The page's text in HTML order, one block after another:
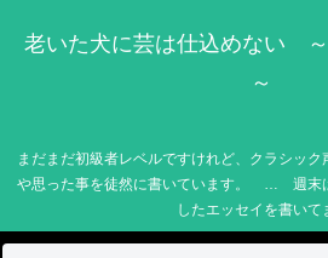
老いた犬に芸は仕込めない
～
まだまだ初級者レベルですけれど、クラシッ
や思った事を徒然に書いています。 … 週末
したエッセイを書いて